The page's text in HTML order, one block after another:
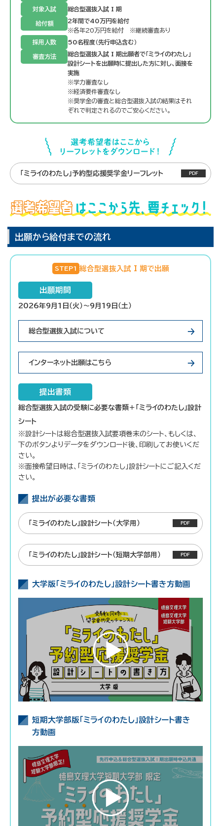
対象入試 総合型選抜入試 I 期
給付額
2年間で40万円を給付
※各年20万円を給付 ※継続審査あり
採用人数
50名程度（先行申込含む）
審査方法
総合型選抜入試 I 期出願者で「ミライのわたし」
設計シートを出願時に提出した方に対し、面接を
実施
※学力審査なし
※経済要件審査なし
※奨学金の審査と総合型選抜入試の結果はそれ
ぞれで判定されるのでご安心ください。
「ミライのわたし」予約型応援奨学金リーフレット
出願から給付までの流れ
STEP1 総合型選抜入試 I 期で出願
出願期間
2026年9月1日（火）～9月19日（土）
総合型選抜入試について
インターネット出願はこちら
提出書類
総合型選抜入試の受験に必要な書類＋「ミライのわたし」設計
シート
※設計シートは総合型選抜入試要項巻末のシート、もしくは、
下のボタンよりデータをダウンロード後、印刷してお使いくだ
さい。
※面接希望日時は、「ミライのわたし」設計シートにご記入くだ
さい。
提出が必要な書類
「ミライのわたし」設計シート（大学用）
「ミライのわたし」設計シート（短期大学部用）
大学版「ミライのわたし」設計シート書き方動画
短期大学部版「ミライのわたし」設計シート書き
方動画